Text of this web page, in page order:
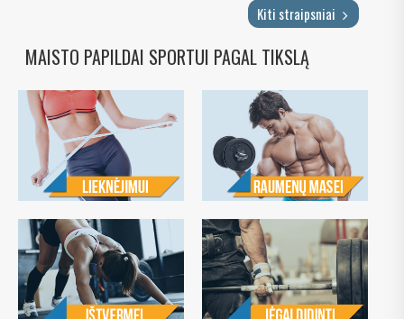
Kiti straipsniai
MAISTO PAPILDAI SPORTUI PAGAL TIKSLĄ